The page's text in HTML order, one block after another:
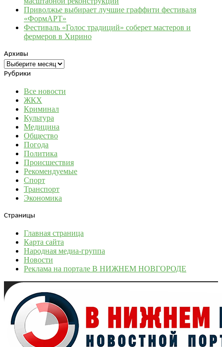
Приволжье выбирает лучшие граффити фестиваля
«ФормАРТ»
Фестиваль «Голос традиций» соберет мастеров и
фермеров в Хирино
Архивы
Архивы
Рубрики
Все новости
ЖКХ
Криминал
Культура
Медицина
Общество
Погода
Политика
Происшествия
Рекомендуемые
Спорт
Транспорт
Экономика
Страницы
Главная страница
Карта сайта
Народная медиа-группа
Новости
Реклама на портале В НИЖНЕМ НОВГОРОДЕ